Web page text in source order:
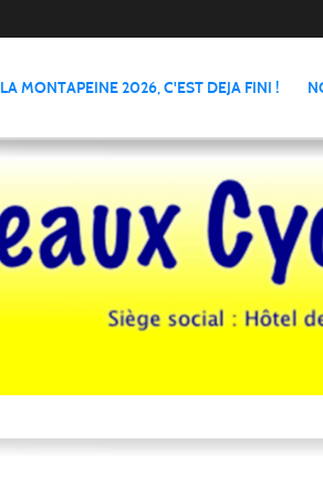
LA MONTAPEINE 2026, C'EST DEJA FINI !